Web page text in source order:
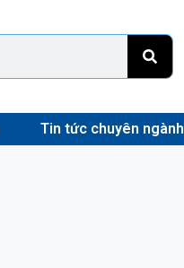
Tin tức chuyên ngành